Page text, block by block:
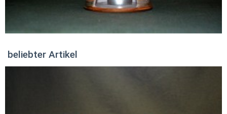
beliebter Artikel